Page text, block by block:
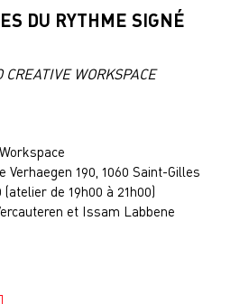
DU RYTHME SIGNÉ
WORKSPACE
Verhaegen 190, 1060 Saint-Gilles
(atelier de 19h00 à 21h00)
et Issam Labbene